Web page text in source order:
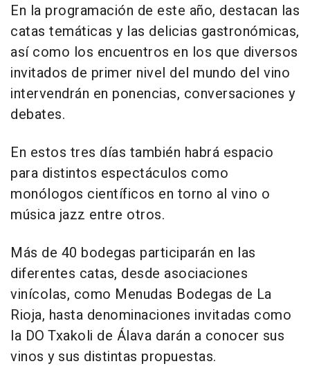
En la programación de este año, destacan las
catas temáticas y las delicias gastronómicas,
así como los encuentros en los que diversos
invitados de primer nivel del mundo del vino
intervendrán en ponencias, conversaciones y
debates.
En estos tres días también habrá espacio
para distintos espectáculos como
monólogos científicos en torno al vino o
música jazz entre otros.
Más de 40 bodegas participarán en las
diferentes catas, desde asociaciones
vinícolas, como Menudas Bodegas de La
Rioja, hasta denominaciones invitadas como
la DO Txakoli de Álava darán a conocer sus
vinos y sus distintas propuestas.